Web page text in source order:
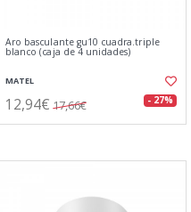
Aro basculante gu10 cuadra.triple
blanco (caja de 4 unidades)
MATEL
12,94€ 17,66€ - 27%